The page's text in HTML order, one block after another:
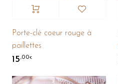
Porte-clé coeur rouge à
paillettes
15,00€